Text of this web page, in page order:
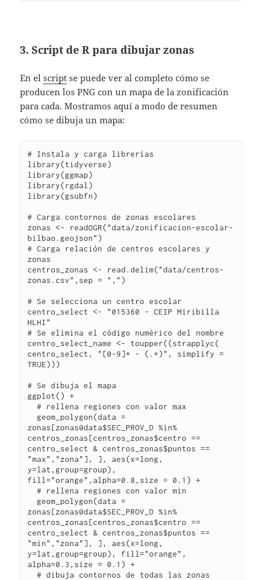
3. Script de R para dibujar zonas
En elscript se puede ver al completo cómo se
producen los PNG con un mapa de la zonificación
para cada. Mostramos aquí a modo de resumen
cómo se dibuja un mapa:
# Instala y carga librerías
library(tidyverse)
library(ggmap)
library(rgdal)
library(gsubfn)
# Carga contornos de zonas escolares
zonas <- readOGR("data/zonificacion-escolar-
bilbao.geojson")
# Carga relación de centros escolares y
zonas
centros_zonas <- read.delim("data/centros-
zonas.csv",sep = ",")
# Se selecciona un centro escolar
centro_select <- "015360 - CEIP Miribilla
HLHI"
# Se elimina el código numérico del nombre
centro_select_name <- toupper((strapplyc(
centro_select, "[0-9]* - (.*)", simplify =
TRUE)))
# Se dibuja el mapa
ggplot() +
  # rellena regiones con valor max
zonas[zonas@data$SEC_PROV_D %in%
centros_zonas[centros_zonas$centro ==
centro_select & centros_zonas$puntos ==
"max","zona"], ], aes(x=long,
y=lat,group=group),
fill="orange",alpha=0.8,size = 0.1) +
  # rellena regiones con valor min
zonas[zonas@data$SEC_PROV_D %in%
centros_zonas[centros_zonas$centro ==
centro_select & centros_zonas$puntos ==
"min","zona"], ], aes(x=long,
y=lat,group=group), fill="orange",
alpha=0.3,size = 0.1) +
  # dibuja contornos de todas las zonas